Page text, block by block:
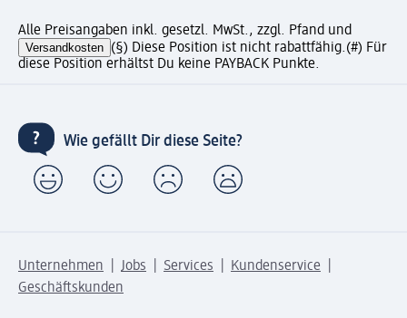
Alle Preisangaben inkl. gesetzl. MwSt., zzgl. Pfand und
Versandkosten (§) Diese Position ist nicht rabattfähig.(#) Für
diese Position erhältst Du keine PAYBACK Punkte.
Wie gefällt Dir diese Seite?
Unternehmen Jobs Services
Kundenservice
Geschäftskunden